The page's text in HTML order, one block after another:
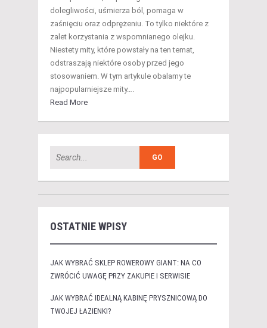
dolegliwości, uśmierza ból, pomaga w
zaśnięciu oraz odprężeniu. To tylko niektóre z
zalet korzystania z wspomnianego olejku.
Niestety mity, które powstały na ten temat,
odstraszają niektóre osoby przed jego
stosowaniem. W tym artykule obalamy te
najpopularniejsze mity….
Read More
OSTATNIE WPISY
JAK WYBRAĆ SKLEP ROWEROWY GIANT: NA CO
ZWRÓCIĆ UWAGĘ PRZY ZAKUPIE I SERWISIE
JAK WYBRAĆ IDEALNĄ KABINĘ PRYSZNICOWĄ DO
TWOJEJ ŁAZIENKI?